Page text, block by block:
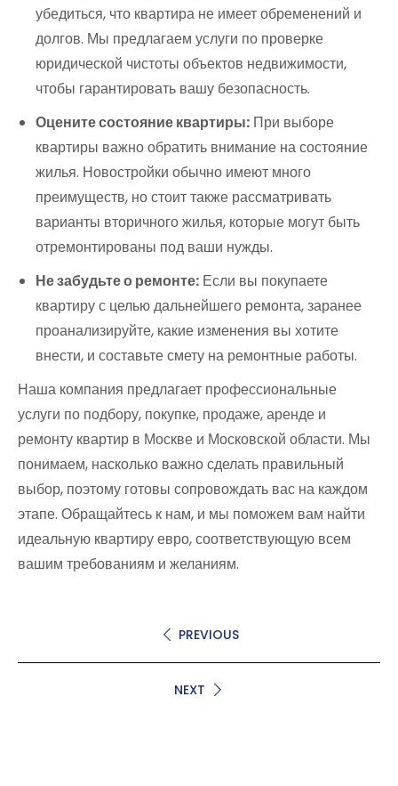
убедиться, что квартира не имеет обременений и
долгов. Мы предлагаем услуги по проверке
юридической чистоты объектов недвижимости,
чтобы гарантировать вашу безопасность.
Оцените состояние квартиры: При выборе
квартиры важно обратить внимание на состояние
жилья. Новостройки обычно имеют много
преимуществ, но стоит также рассматривать
варианты вторичного жилья, которые могут быть
отремонтированы под ваши нужды.
Не забудьте о ремонте: Если вы покупаете
квартиру с целью дальнейшего ремонта, заранее
проанализируйте, какие изменения вы хотите
внести, и составьте смету на ремонтные работы.
Наша компания предлагает профессиональные
услуги по подбору, покупке, продаже, аренде и
ремонту квартир в Москве и Московской области. Мы
понимаем, насколько важно сделать правильный
выбор, поэтому готовы сопровождать вас на каждом
этапе. Обращайтесь к нам, и мы поможем вам найти
идеальную квартиру евро, соответствующую всем
вашим требованиям и желаниям.
PREVIOUS
NEXT